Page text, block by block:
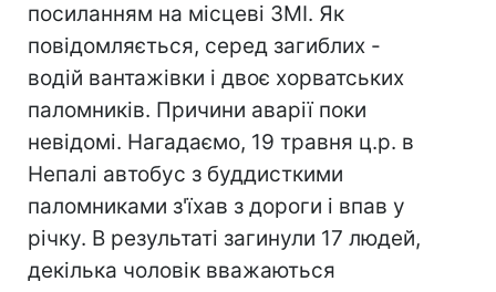
посиланням на місцеві ЗМІ. Як
повідомляється, серед загиблих -
водій вантажівки і двоє хорватських
паломників. Причини аварії поки
невідомі. Нагадаємо, 19 травня ц.р. в
Непалі автобус з буддисткими
паломниками з'їхав з дороги і впав у
річку. В результаті загинули 17 людей,
декілька чоловік вважаються